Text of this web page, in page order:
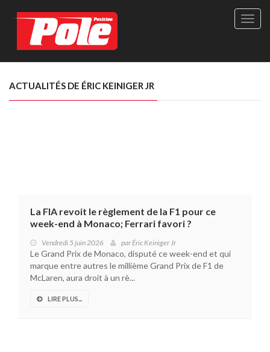
Site
Le
ACTUALITÉS DE ÉRIC KEINIGER JR
La FIA revoit le règlement de la F1 pour ce
week-end à Monaco; Ferrari favori ?
Vendredi 5 juin 2026 parÉric Keiniger Jr
Le Grand Prix de Monaco, disputé ce week-end et qui
marque entre autres le millième Grand Prix de F1 de
McLaren, aura droit à un rè...
LIRE PLUS...